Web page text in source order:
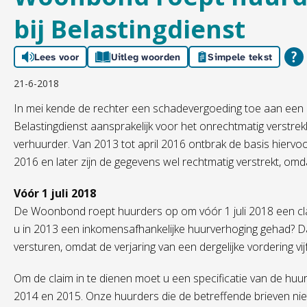
bij Belastingdienst
Lees voor Uitleg woorden Simpele tekst
21-6-2018
In mei kende de rechter een schadevergoeding toe aan
Belastingdienst aansprakelijk voor het onrechtmatig
verhuurder. Van 2013 tot april 2016 ontbrak de basis
2016 en later zijn de gegevens wel rechtmatig verstrekt,
Vóór 1 juli 2018
De Woonbond roept huurders op om vóór 1 juli 2018 een
u in 2013 een inkomensafhankelijke huurverhoging gehad?
versturen, omdat de verjaring van een dergelijke vordering
Om de claim in te dienen moet u een specificatie van de
2014 en 2015. Onze huurders die de betreffende brieven